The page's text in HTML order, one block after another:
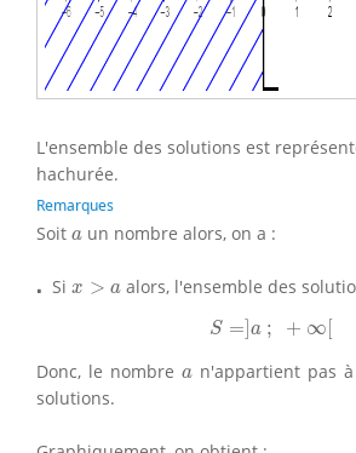
L'ensemble des solutions est
hachurée.
Remarques
Soit a
a un nombre alors, on a :
⋅⋅ Si x > a
x >a alors, l'ensemble des
S =]a ; + ∞ [
= ]a; ∞ [
Donc, le nombrea
a n'appartient pas
solutions.